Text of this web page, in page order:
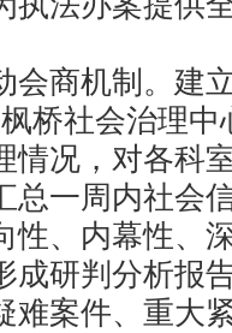
商机制。建立
桥社会治理
情况，对各科
总一周内社会
性、内幕性、
成研判分析报
难案件、重大